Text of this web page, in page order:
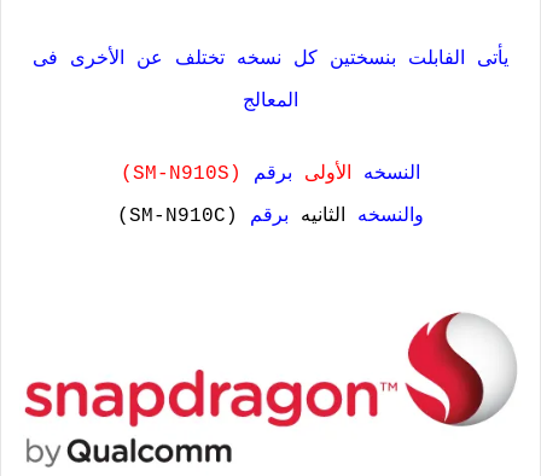
يأتى الفابلت بنسختين كل نسخه تختلف عن الأخرى فى
المعالج
النسخه الأولى برقم
(SM-N910S)
والنسخه الثانيه برقم (SM-N910C)